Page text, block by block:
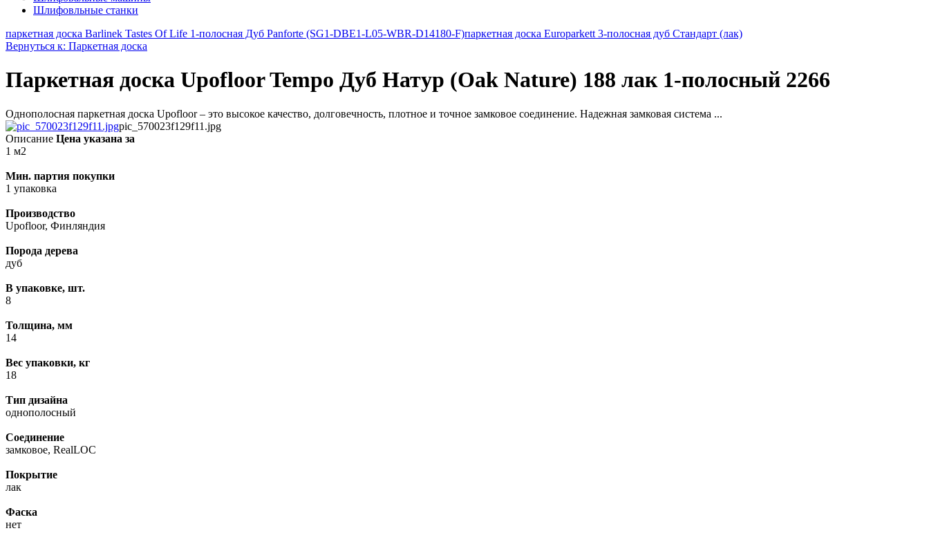
Шлифовльные станки
паркетная доска Barlinek Tastes Of Life 1-полосная Дуб Panforte (SG1-DBE1-L05-WBR-D14180-F)паркетная доска Europarkett 3-полосная дуб Стандарт (лак)
Вернуться к: Паркетная доска
Паркетная доска Upofloor Tempo Дуб Натур (Oak Nature) 188 лак 1-полосный 2266
Однополосная паркетная доска Upofloor – это высокое качество, долговечность, плотное и точное замковое соединение. Надежная замковая система ...
pic_570023f129f11.jpg
Описание Цена указана за
1 м2
Мин. партия покупки
1 упаковка
Производство
Upofloor, Финляндия
Порода дерева
дуб
В упаковке, шт.
8
Толщина, мм
14
Вес упаковки, кг
18
Тип дизайна
однополосный
Соединение
замковое, RealLOC
Покрытие
лак
Фаска
нет